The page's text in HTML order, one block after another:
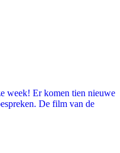
week! Er komen tien nieuwe
De film van de